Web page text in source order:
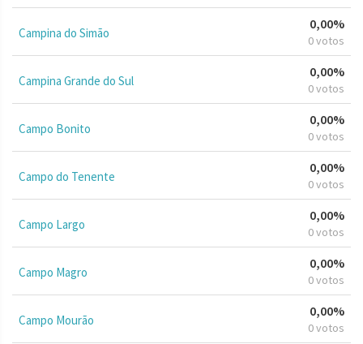
Campina do Simão
0,00%
0 votos
Campina Grande do Sul
0,00%
0 votos
Campo Bonito
0,00%
0 votos
Campo do Tenente
0,00%
0 votos
Campo Largo
0,00%
0 votos
Campo Magro
0,00%
0 votos
Campo Mourão
0,00%
0 votos